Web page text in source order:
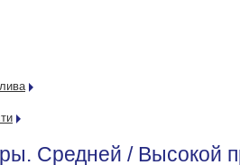
Средней / Высокой